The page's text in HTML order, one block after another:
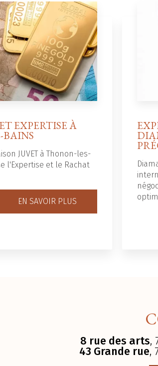
EXPERTISE À
BAINS
JUVET à Thonon-les-
l'Expertise et le Rachat
EN SAVOIR PLUS
8 rue des arts,
43 Grande rue,